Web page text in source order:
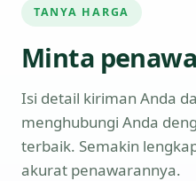
TANYA HARGA
Minta
Isi detail kiriman Anda
menghubungi Anda
terbaik. Semakin
akurat penawarannya.